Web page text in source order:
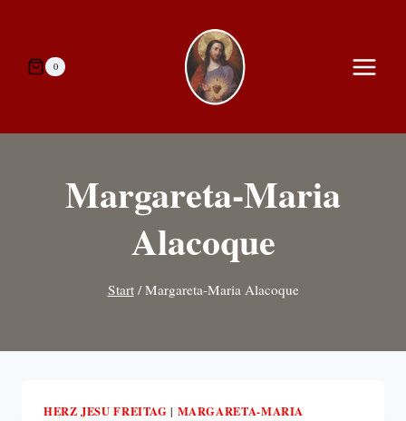
springen0
Margareta-Maria
Alacoque
Start / Margareta-Maria Alacoque
HERZ JESU FREITAG | MARGARETA-MARIA